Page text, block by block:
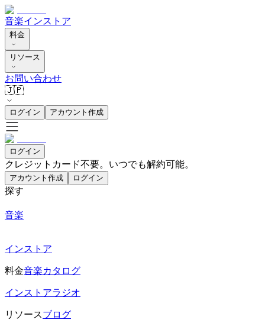
音楽インストア
料金
リソース
お問い合わせ
🇯🇵
ログイン アカウント作成
ログイン
クレジットカード不要。いつでも解約可能。
アカウント作成 ログイン
探す
音楽
インストア
料金音楽カタログ
インストアラジオ
リソースブログ